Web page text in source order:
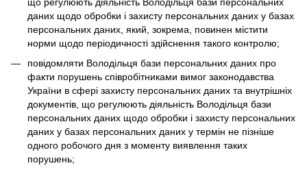
що регулюють діяльність Володільця бази персональних
даних щодо обробки і захисту персональних даних у базах
персональних даних, який, зокрема, повинен містити
норми щодо періодичності здійснення такого контролю;
повідомляти Володільця бази персональних даних про
факти порушень співробітниками вимог законодавства
України в сфері захисту персональних даних та внутрішніх
документів, що регулюють діяльність Володільця бази
персональних даних щодо обробки і захисту персональних
даних у базах персональних даних у термін не пізніше
одного робочого дня з моменту виявлення таких
порушень;